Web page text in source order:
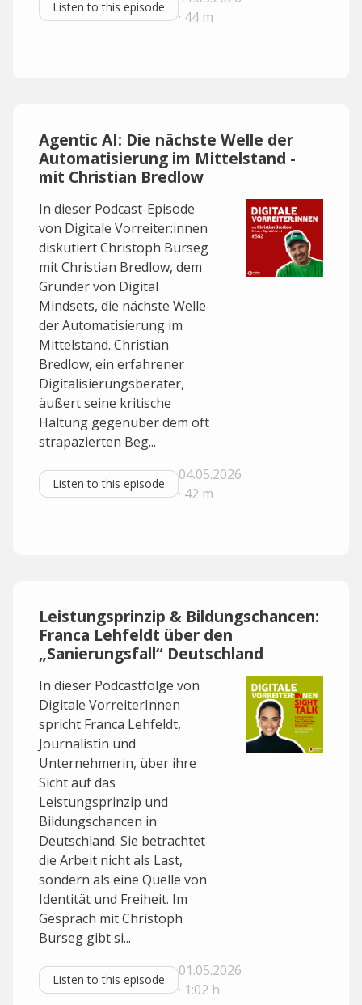
Listen to this episode
· 44 m
Agentic AI: Die nächste Welle der
Automatisierung im Mittelstand -
mit Christian Bredlow
In dieser Podcast-Episode
von Digitale Vorreiter:innen
diskutiert Christoph Burseg
mit Christian Bredlow, dem
Gründer von Digital
Mindsets, die nächste Welle
der Automatisierung im
Mittelstand. Christian
Bredlow, ein erfahrener
Digitalisierungsberater,
äußert seine kritische
Haltung gegenüber dem oft
strapazierten Beg...
Listen to this episode
04.05.2026
· 42 m
Leistungsprinzip & Bildungschancen:
Franca Lehfeldt über den
„Sanierungsfall“ Deutschland
In dieser Podcastfolge von
Digitale VorreiterInnen
spricht Franca Lehfeldt,
Journalistin und
Unternehmerin, über ihre
Sicht auf das
Leistungsprinzip und
Bildungschancen in
Deutschland. Sie betrachtet
die Arbeit nicht als Last,
sondern als eine Quelle von
Identität und Freiheit. Im
Gespräch mit Christoph
Burseg gibt si...
Listen to this episode
01.05.2026
· 1:02 h